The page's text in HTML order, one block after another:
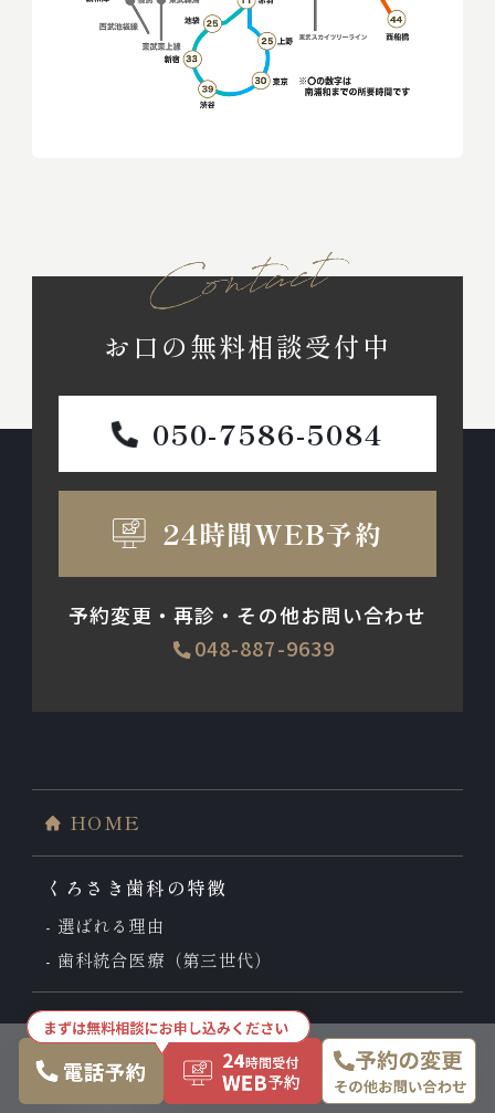
お口の無料相談受付中
050-7586-5084
24時間WEB予約
予約変更・再診・その他お問い合わせ
048-887-9639
HOME
くろさき歯科の特徴
選ばれる理由
歯科統合医療（第三世代）
診療科目
入れ歯